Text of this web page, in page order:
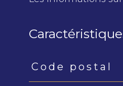
Caractéristiques
Code postal